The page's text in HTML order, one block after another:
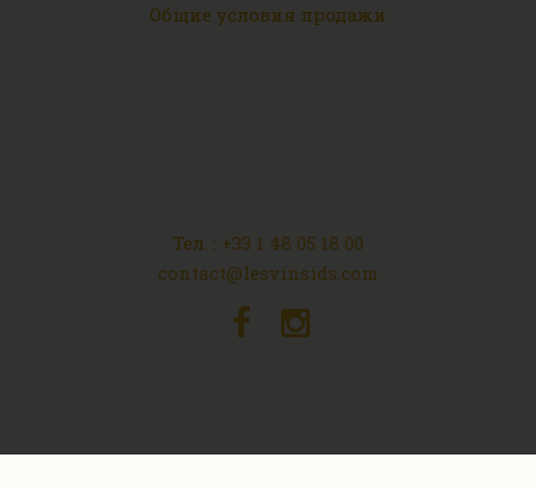
Общие условия продажи
Тел. : +33 1 48 05 18 00
contact@lesvinsids.com